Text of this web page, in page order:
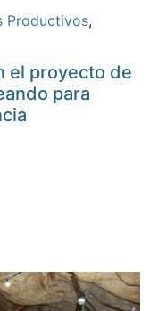
Productivos,
el proyecto de
para